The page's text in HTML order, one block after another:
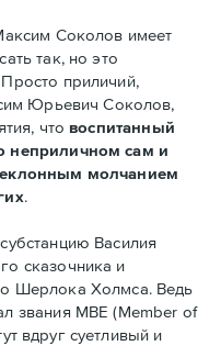
Соколов имеет
так, но это
приличий,
Юрьевич Соколов,
что воспитанный
неприличном сам и
молчанием
.
Василия
сказочника и
Шерлока Холмса. Ведь
звания MBE (Member of
вдруг суетливый и